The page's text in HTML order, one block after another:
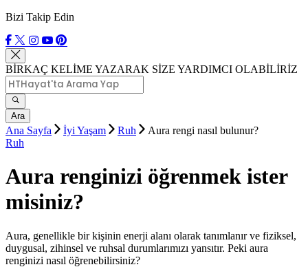
Bizi Takip Edin
BİRKAÇ KELİME YAZARAK SİZE YARDIMCI OLABİLİRİZ
Ara
Ana Sayfa İyi Yaşam Ruh
Aura rengi nasıl bulunur?
Ruh
Aura renginizi öğrenmek ister
misiniz?
Aura, genellikle bir kişinin enerji alanı olarak tanımlanır ve fiziksel,
duygusal, zihinsel ve ruhsal durumlarımızı yansıtır. Peki aura
renginizi nasıl öğrenebilirsiniz?